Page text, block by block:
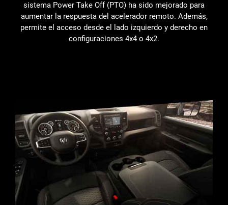
sistema Power Take Off (PTO) ha sido mejorado para
aumentar la respuesta del acelerador remoto. Además,
permite el acceso desde el lado izquierdo y derecho en
configuraciones 4x4 o 4x2.